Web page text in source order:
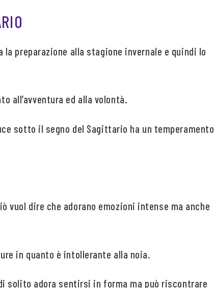
preparazione alla stagione invernale e quindi lo
all’avventura ed alla volontà.
sotto il segno del Sagittario ha un temperamento
vuol dire che adorano emozioni intense ma anche
in quanto è intollerante alla noia.
solito adora sentirsi in forma ma può riscontrare